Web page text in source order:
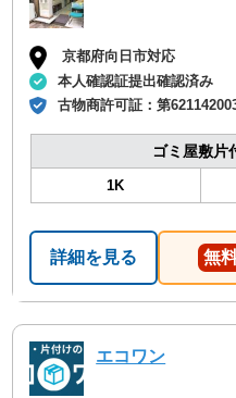
京都府向日市対応
本人確認証提出確認済み
古物商許可証：第
ゴミ屋敷片
1K
詳細を見る 無
エコワン